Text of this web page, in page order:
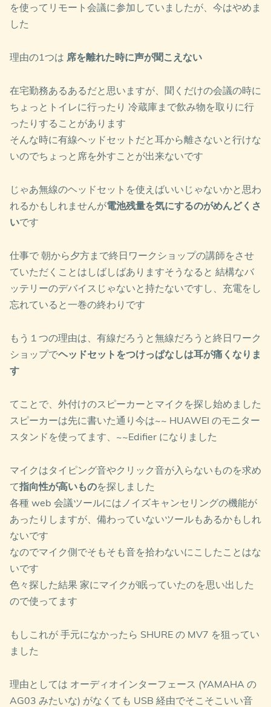
を使ってリモート会議に参加していましたが、今はやめま
した
理由の1つは 席を離れた時に声が聞こえない
在宅勤務あるあるだと思いますが、聞くだけの会議の時に
ちょっとトイレに行ったり 冷蔵庫まで飲み物を取りに行
ったりすることがあります
そんな時に有線ヘッドセットだと耳から離さないと行けな
いのでちょっと席を外すことが出来ないです
じゃあ無線のヘッドセットを使えばいいじゃないかと思わ
れるかもしれませんが電池残量を気にするのがめんどくさ
いです
仕事で 朝から夕方まで終日ワークショップの講師をさせ
ていただくことはしばしばありますそうなると 結構なバ
ッテリーのデバイスじゃないと持たないですし、充電をし
忘れていると一巻の終わりです
もう１つの理由は、有線だろうと無線だろうと終日ワーク
ショップでヘッドセットをつけっぱなしは耳が痛くなりま
す
てことで、外付けのスピーカーとマイクを探し始めました
スピーカーは先に書いた通り今は~~ HUAWEI のモニター
スタンドを使ってます、~~Edifier になりました
マイクはタイピング音やクリック音が入らないものを求め
て指向性が高いものを探しました
各種 web 会議ツールにはノイズキャンセリングの機能が
あったりしますが、備わっていないツールもあるかもしれ
ないです
なのでマイク側でそもそも音を拾わないにこしたことはな
いです
色々探した結果 家にマイクが眠っていたのを思い出した
ので使ってます
もしこれが 手元になかったら SHURE の MV7 を狙ってい
ました
理由としては オーディオインターフェース (YAMAHA の
AG03 みたいな) がなくても USB 経由でそこそこいい音